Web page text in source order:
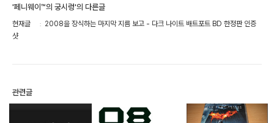
'페니웨이™의 궁시렁'의 다른글
현재글
2008을 장식하는 마지막 지름 보고 - 다크 나이트 배트포트 BD 한정판 인증
샷
관련글